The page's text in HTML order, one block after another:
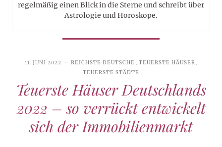
regelmäßig einen Blick in die Sterne und schreibt über
Astrologie und Horoskope.
11. JUNI 2022 REICHSTE DEUTSCHE , TEUERSTE HÄUSER,
TEUERSTE STÄDTE
Teuerste Häuser Deutschlands
2022 – so verrückt entwickelt
sich der Immobilienmarkt